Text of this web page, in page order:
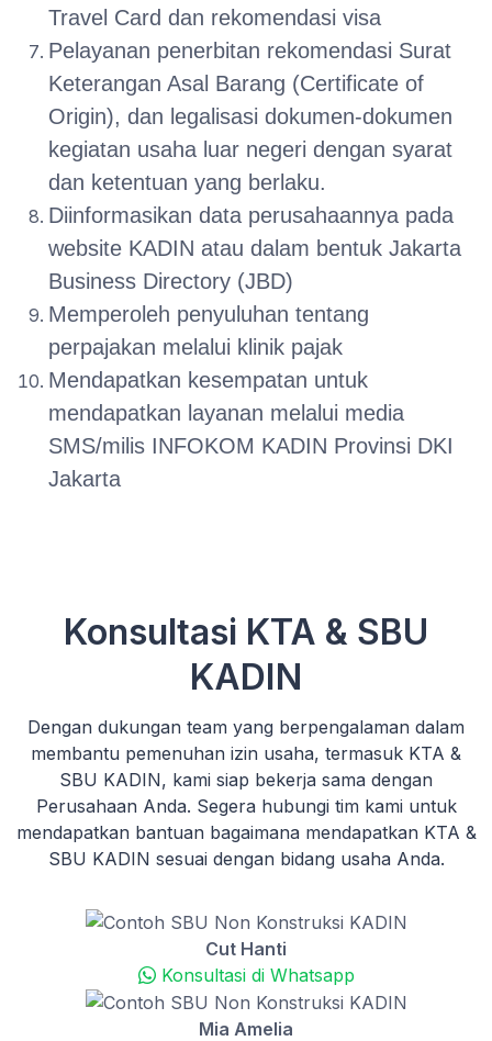
Travel Card dan rekomendasi visa
Pelayanan penerbitan rekomendasi Surat
Keterangan Asal Barang (Certificate of
Origin), dan legalisasi dokumen-dokumen
kegiatan usaha luar negeri dengan syarat
dan ketentuan yang berlaku.
Diinformasikan data perusahaannya pada
website KADIN atau dalam bentuk Jakarta
Business Directory (JBD)
Memperoleh penyuluhan tentang
perpajakan melalui klinik pajak
Mendapatkan kesempatan untuk
mendapatkan layanan melalui media
SMS/milis INFOKOM KADIN Provinsi DKI
Jakarta
Konsultasi KTA & SBU
KADIN
Dengan dukungan team yang berpengalaman dalam
membantu pemenuhan izin usaha, termasuk KTA &
SBU KADIN, kami siap bekerja sama dengan
Perusahaan Anda. Segera hubungi tim kami untuk
mendapatkan bantuan bagaimana mendapatkan KTA &
SBU KADIN sesuai dengan bidang usaha Anda.
Cut Hanti
Konsultasi di Whatsapp
Mia Amelia